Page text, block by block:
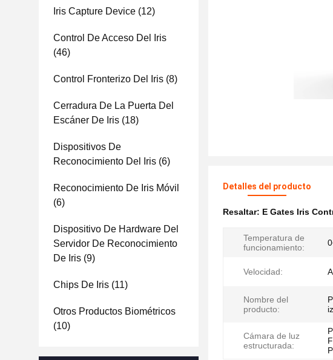
Iris Capture Device (12)
Control De Acceso Del Iris
(46)
Control Fronterizo Del Iris (8)
Cerradura De La Puerta Del
Escáner De Iris (18)
Dispositivos De
Reconocimiento Del Iris (6)
Reconocimiento De Iris Móvil
(6)
Dispositivo De Hardware Del
Servidor De Reconocimiento
De Iris (9)
Chips De Iris (11)
Otros Productos Biométricos
(10)
Detalles del producto
Resaltar: E Gates Iris
Temperatura de
funcionamiento:
Velocidad:
Nombre del
producto:
Cámara de luz
estructurada: